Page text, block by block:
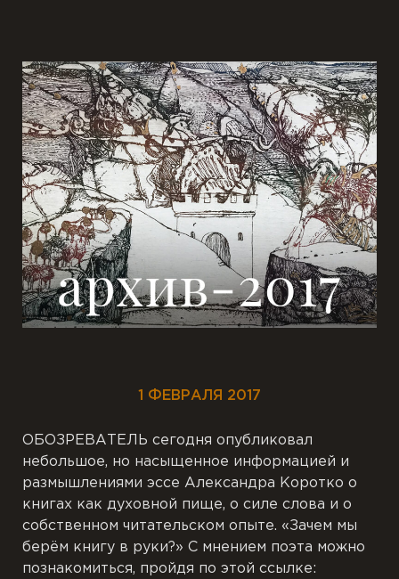
1 ФЕВРАЛЯ 2017
ОБОЗРЕВАТЕЛЬ сегодня опубликовал
небольшое, но насыщенное информацией и
размышлениями эссе Александра Коротко о
книгах как духовной пище, о силе слова и о
собственном читательском опыте. «Зачем мы
берём книгу в руки?» С мнением поэта можно
познакомиться, пройдя по этой ссылке: